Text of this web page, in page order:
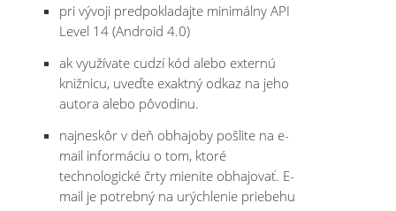
pri vývoji predpokladajte minimálny API
Level 14 (Android 4.0)
ak využívate cudzí kód alebo externú
knižnicu, uveďte exaktný odkaz na jeho
autora alebo pôvodinu.
najneskôr v deň obhajoby pošlite na e-
mail informáciu o tom, ktoré
technologické črty mienite obhajovať. E-
mail je potrebný na urýchlenie priebehu